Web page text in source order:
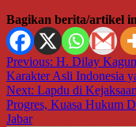
Bagikan berita/artikel
Navigasi
pos
Previous: H. Dilay
Karakter Asli Indonesia
Next: Lapdu di
Progres, Kuasa Hukum
Jabar